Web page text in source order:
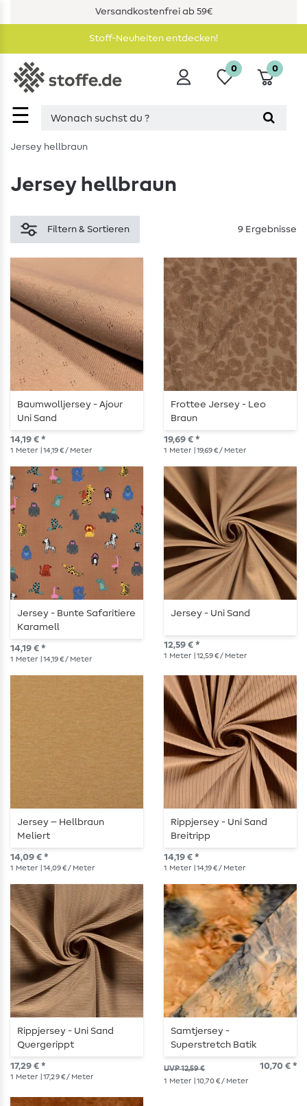
Versandkostenfrei ab 59€
Stoff-Neuheiten entdecken!
☰
0 0
Jersey hellbraun
Jersey hellbraun
Filtern & Sortieren 9 Ergebnisse
Baumwolljersey - Ajour
Uni Sand
14,19 € *
1 Meter | 14,19 € / Meter
Frottee Jersey - Leo
Braun
19,69 € *
1 Meter | 19,69 € / Meter
Jersey - Bunte Safaritiere
Karamell
14,19 € *
1 Meter | 14,19 € / Meter
Jersey - Uni Sand
12,59 € *
1 Meter | 12,59 € / Meter
Jersey – Hellbraun
Meliert
14,09 € *
1 Meter | 14,09 € / Meter
Rippjersey - Uni Sand
Breitripp
14,19 € *
1 Meter | 14,19 € / Meter
Rippjersey - Uni Sand
Quergerippt
17,29 € *
1 Meter | 17,29 € / Meter
Samtjersey -
Superstretch Batik
Goldbraun Grau
UVP 12,59 € 10,70 € *
1 Meter | 10,70 € / Meter